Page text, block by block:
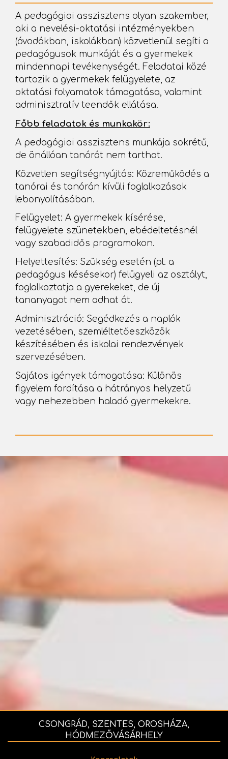
A pedagógiai asszisztens olyan szakember,
aki a nevelési-oktatási intézményekben
(óvodákban, iskolákban) közvetlenül segíti a
pedagógusok munkáját és a gyermekek
mindennapi tevékenységét. Feladatai közé
tartozik a gyermekek felügyelete, az
oktatási folyamatok támogatása, valamint
adminisztratív teendők ellátása.
Főbb feladatok és munkakör:
A pedagógiai asszisztens munkája sokrétű,
de önállóan tanórát nem tarthat.
Közvetlen segítségnyújtás: Közreműködés a
tanórai és tanórán kívüli foglalkozások
lebonyolításában.
Felügyelet: A gyermekek kísérése,
felügyelete szünetekben, ebédeltetésnél
vagy szabadidős programokon.
Helyettesítés: Szükség esetén (pl. a
pedagógus késésekor) felügyeli az osztályt,
foglalkoztatja a gyerekeket, de új
tananyagot nem adhat át.
Adminisztráció: Segédkezés a naplók
vezetésében, szemléltetőeszközök
készítésében és iskolai rendezvények
szervezésében.
Sajátos igények támogatása: Különös
figyelem fordítása a hátrányos helyzetű
vagy nehezebben haladó gyermekekre.
CSONGRÁD, SZENTES, OROSHÁZA,
HÓDMEZŐVÁSÁRHELY